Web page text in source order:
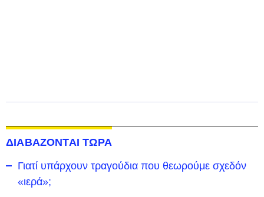
ΔΙΑΒΑΖΟΝΤΑΙ ΤΩΡΑ
Γιατί υπάρχουν τραγούδια που θεωρούμε σχεδόν
«ιερά»;